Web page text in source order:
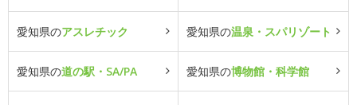
愛知県のアスレチック 愛知県の温泉・スパリゾート
愛知県の道の駅・SA/PA 愛知県の博物館・科学館